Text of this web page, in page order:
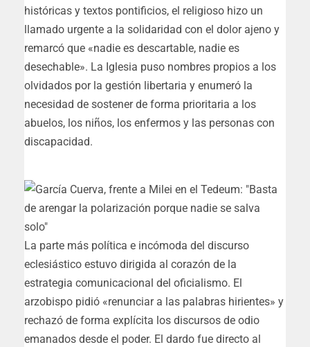
históricas y textos pontificios, el religioso hizo un
llamado urgente a la solidaridad con el dolor ajeno y
remarcó que «nadie es descartable, nadie es
desechable». La Iglesia puso nombres propios a los
olvidados por la gestión libertaria y enumeró la
necesidad de sostener de forma prioritaria a los
abuelos, los niños, los enfermos y las personas con
discapacidad.
La parte más política e incómoda del discurso
eclesiástico estuvo dirigida al corazón de la
estrategia comunicacional del oficialismo. El
arzobispo pidió «renunciar a las palabras hirientes» y
rechazó de forma explícita los discursos de odio
emanados desde el poder. El dardo fue directo al